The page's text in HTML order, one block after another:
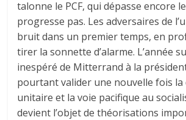
talonne le PCF, qui dépasse encore
progresse pas. Les adversaires de
bruit dans un premier temps, en
tirer la sonnette d’alarme. L’année
inespéré de Mitterrand à la
pourtant valider une nouvelle fois la
unitaire et la voie pacifique au
devient l’objet de théorisations